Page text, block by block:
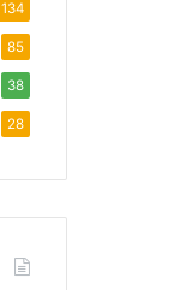
134
85
38
28